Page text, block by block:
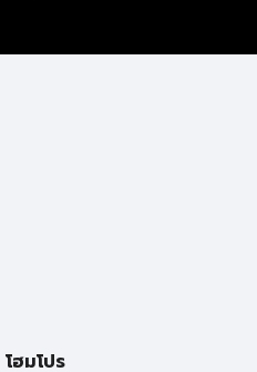
โฮมโปร